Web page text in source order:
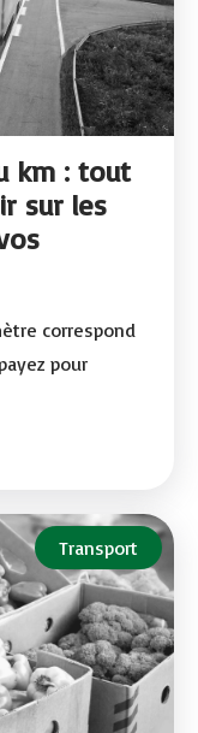
km : tout
sur les
correspond
pour
Transport